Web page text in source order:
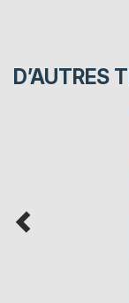
D’AUTRES